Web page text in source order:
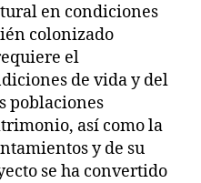
en condiciones
colonizado
el
de vida y del
poblaciones
así como la
y de su
se ha convertido